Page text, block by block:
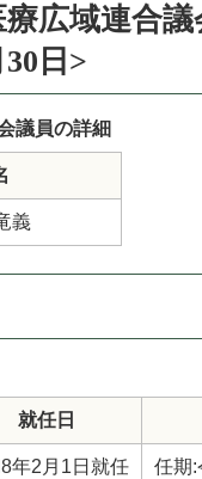
広域連合
日>
議員の詳細
義
就任日
年2月1日就任 任期: